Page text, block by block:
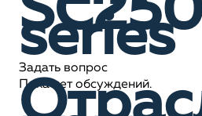
series
Задать вопрос
Пока нет обсуждений.